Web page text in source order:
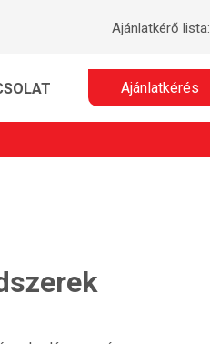
Ajánlatkérő lista:
Ajánlatkérés